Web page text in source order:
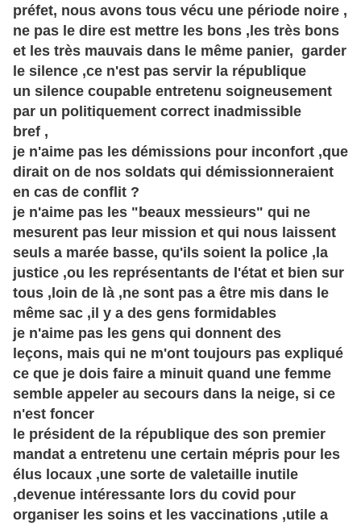
préfet, nous avons tous vécu une période noire ,
ne pas le dire est mettre les bons ,les très bons
et les très mauvais dans le même panier, garder
le silence ,ce n'est pas servir la république
un silence coupable entretenu soigneusement
par un politiquement correct inadmissible
bref ,
je n'aime pas les démissions pour inconfort ,que
dirait on de nos soldats qui démissionneraient
en cas de conflit ?
je n'aime pas les "beaux messieurs" qui ne
mesurent pas leur mission et qui nous laissent
seuls a marée basse, qu'ils soient la police ,la
justice ,ou les représentants de l'état et bien sur
tous ,loin de là ,ne sont pas a être mis dans le
même sac ,il y a des gens formidables
je n'aime pas les gens qui donnent des
leçons, mais qui ne m'ont toujours pas expliqué
ce que je dois faire a minuit quand une femme
semble appeler au secours dans la neige, si ce
n'est foncer
le président de la république des son premier
mandat a entretenu une certain mépris pour les
élus locaux ,une sorte de valetaille inutile
,devenue intéressante lors du covid pour
organiser les soins et les vaccinations ,utile a